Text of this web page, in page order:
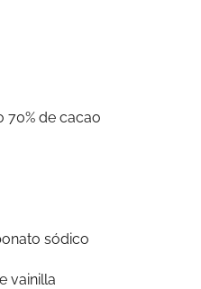
70% de cacao
sódico
vainilla